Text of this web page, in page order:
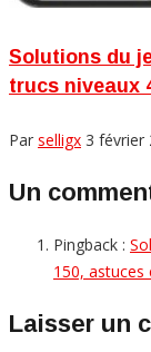
Solutions du
trucs niveaux
Par selligx 3 février
Un
Pingback :
150, astuces
Laisser un